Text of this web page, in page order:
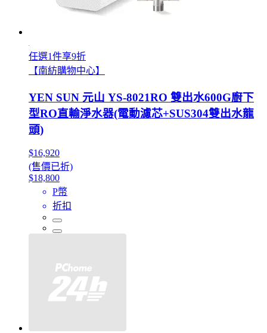
任選1件享9折
【南紡購物中心】
YEN SUN 元山 YS-8021RO 雙出水600G廚下
型RO直輸淨水器(電動濾芯+SUS304雙出水龍
頭)
$16,920
(售價已折)
$18,800
P幣
折扣